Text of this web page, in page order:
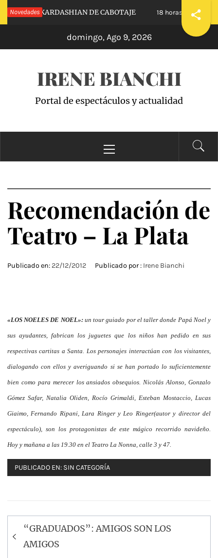
Saltar
al
NovedadesKARDASHIAN DE CABOTAJE 18 horas hace
domingo, Ago 9, 2026
IRENE BIANCHI
Portal de espectáculos y actualidad
principal
Recomendación de
Teatro – La Plata
Publicado en: 22/12/2012 Publicado por : Irene Bianchi
«LOS NOELES DE NOEL»: untour guiado por el taller donde Papá Noel y
sus ayudantes, fabrican los juguetes que los niños han pedido en sus
respectivas cartitas a Santa. Los personajes interactúan con los visitantes,
dialogando con ellos y averiguando si se han portado lo suficientemente
bien como para merecerlos ansiados obsequios. Nicolás Alonso, Gonzalo
Gómez Safar, Natalia Oliden, Rocío Grimaldi, Esteban Mostaccio, Lucas
Giaimo, Fernando Ripani, Lara Ringer y Leo Ringer(autory director del
espectáculo), son los protagonistas de este mágico recorrido navideño.
Hoy y mañana a las 19.30 en el Teatro La Nonna, calle 3 y 47.
PUBLICADO EN: SIN CATEGORÍA
Navegación
de
“GRADUADOS”: AMIGOS SON LOS
AMIGOS